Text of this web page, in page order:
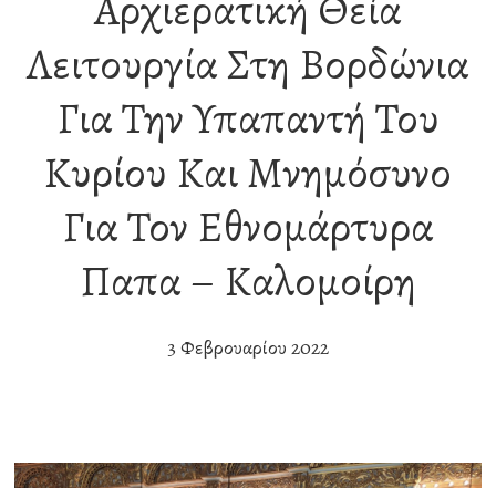
Λειτουργία Στη Βορδώνια
Για Την Υπαπαντή Του
Κυρίου Και Μνημόσυνο
Για Τον Εθνομάρτυρα
Παπα – Καλομοίρη
3 Φεβρουαρίου 2022